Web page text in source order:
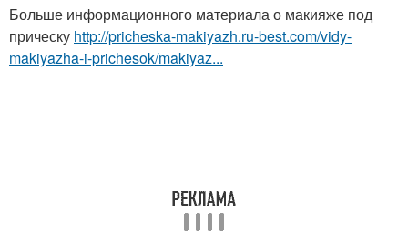
Больше информационного материала о макияже под
прическу http://pricheska-makiyazh.ru-best.com/vidy-
makiyazha-i-prichesok/makiyaz...